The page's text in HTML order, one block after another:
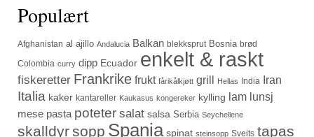
Populært
Afghanistan al ajillo Andalucia Balkan blekksprut Bosnia brød
Colombia curry dipp Ecuador enkelt & raskt
fiskeretter Frankrike frukt fårikålkjøtt grill Hellas India Iran
Italia kaker kantareller Kaukasus kongereker kylling lam lunsj
mese pasta poteter salat salsa Serbia Seychellene
skalldyrsopp Spania spinat steinsopp Sveits tapas